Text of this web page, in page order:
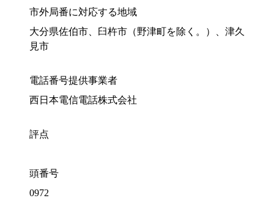
市外局番に対応する地域
大分県佐伯市、臼杵市（野津町を除く。）、津久
見市
電話番号提供事業者
西日本電信電話株式会社
評点
頭番号
0972